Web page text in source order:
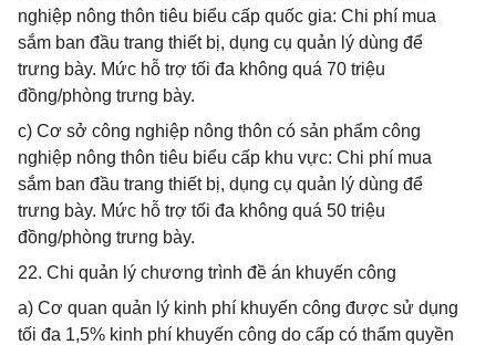
nghiệp nông thôn tiêu biểu cấp quốc gia: Chi phí mua
sắm ban đầu trang thiết bị, dụng cụ quản lý dùng để
trưng bày. Mức hỗ trợ tối đa không quá 70 triệu
đồng/phòng trưng bày.
c) Cơ sở công nghiệp nông thôn có sản phẩm công
nghiệp nông thôn tiêu biểu cấp khu vực: Chi phí mua
sắm ban đầu trang thiết bị, dụng cụ quản lý dùng để
trưng bày. Mức hỗ trợ tối đa không quá 50 triệu
đồng/phòng trưng bày.
22. Chi quản lý chương trình đề án khuyến công
a) Cơ quan quản lý kinh phí khuyến công được sử dụng
tối đa 1,5% kinh phí khuyến công do cấp có thẩm quyền